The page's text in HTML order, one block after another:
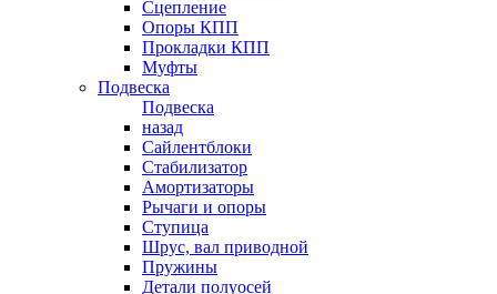
Сцепление
Опоры КПП
Прокладки КПП
Муфты
Подвеска
Подвеска
назад
Сайлентблоки
Стабилизатор
Амортизаторы
Рычаги и опоры
Ступица
Шрус, вал приводной
Пружины
Детали полуосей